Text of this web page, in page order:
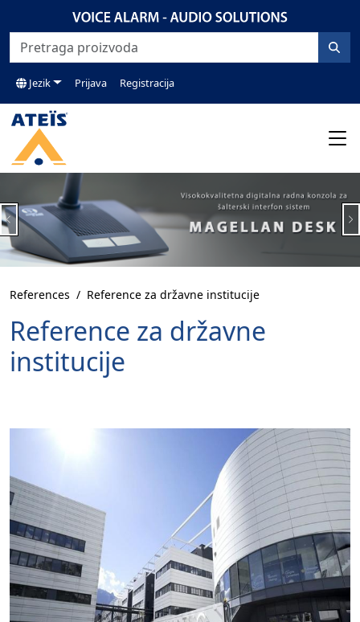
Jezik Prijava Registracija
Previous
References Reference za državne institucije
Reference za državne
institucije